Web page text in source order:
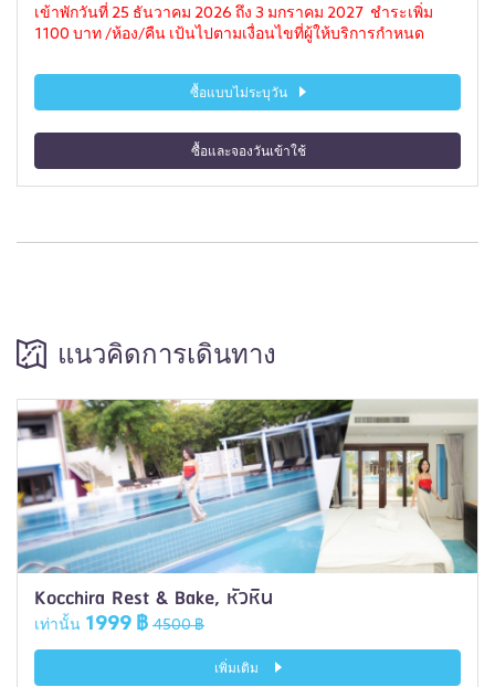
เข้าพักวันที่ 25 ธันวาคม 2026 ถึง 3 มกราคม 2027 ชำระเพิ่ม
1100 บาท /ห้อง/คืน เป้นไปตามเงื่อนไขที่ผู้ให้บริการกำหนด
ซื้อแบบไม่ระบุวัน
ซื้อและจองวันเข้าใช้
แนวคิดการเดินทาง
Kocchira Rest & Bake, หัวหิน
เท่านั้น 1999 ฿ 4500 ฿
เพิ่มเติม